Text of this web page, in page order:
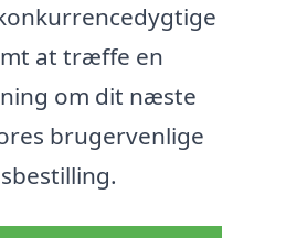
at træffe en
om dit næste
brugervenlige